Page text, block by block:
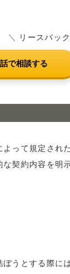
＼ リースバッ
で相談する
って規定され
契約内容を明
うとする際に